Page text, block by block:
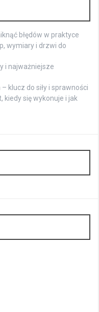
błędów w praktyce
wymiary i drzwi do
i najważniejsze
klucz do siły i sprawności
kiedy się wykonuje i jak